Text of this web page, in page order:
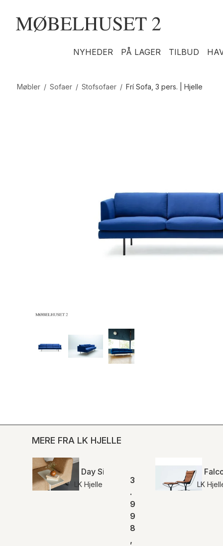
NYHEDER PÅ LAGER TILBUD
Møbler / Sofaer / Stofsofaer / Frí Sofa, 3 pers. | Hjelle
MERE FRA LK HJELLE
Day Sidebord | Hjelle
LK Hjelle
3
.
9
9
8
,
LK